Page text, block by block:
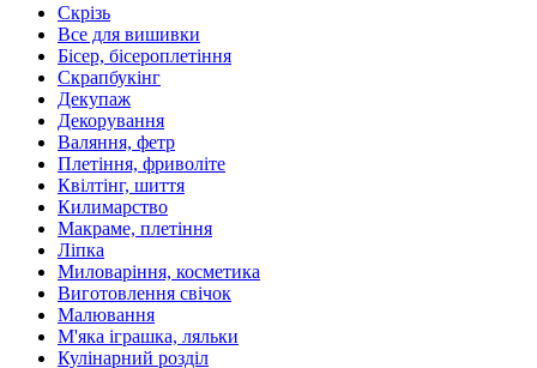
Скрізь
Все для вишивки
Бісер, бісероплетіння
Скрапбукінг
Декупаж
Декорування
Валяння, фетр
Плетіння, фриволіте
Квілтінг, шиття
Килимарство
Макраме, плетіння
Ліпка
Миловаріння, косметика
Виготовлення свічок
Малювання
М'яка іграшка, ляльки
Кулінарний розділ